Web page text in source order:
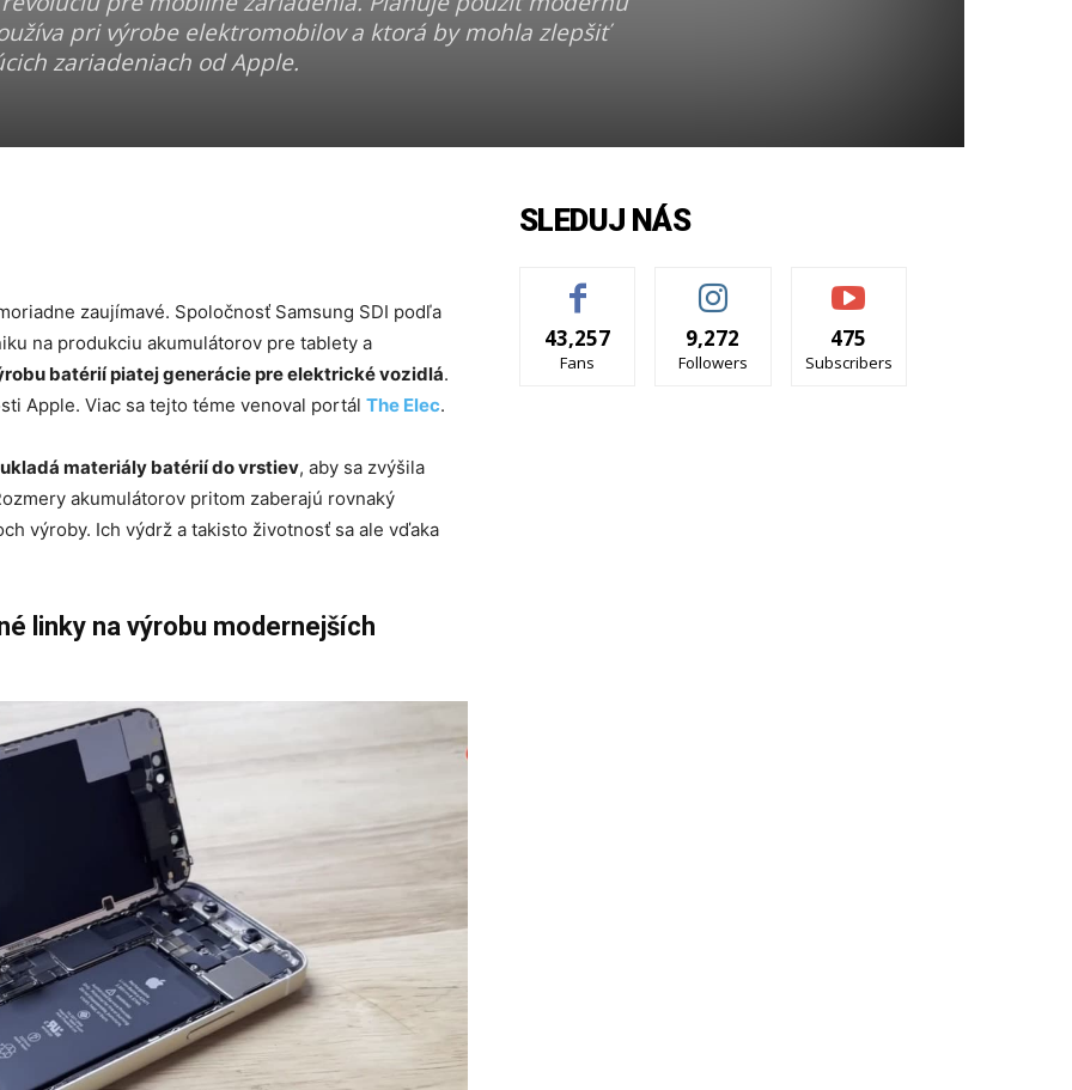
pri výrobe elektromobilov a ktorá by mohla zlepšiť
zariadeniach od Apple.
zaujímavé. Spoločnosť Samsung SDI podľa
na produkciu akumulátorov pre tablety a
batérií piatej generácie pre elektrické vozidlá.
Apple. Viac sa tejto téme venoval portál The Elec.
ukladá materiály batérií do vrstiev, aby sa zvýšila
akumulátorov pritom zaberajú rovnaký
výroby. Ich výdrž a takisto životnosť sa ale vďaka
linky na výrobu modernejších
SLEDUJ NÁS
43,257
Fans
9,272
Followers
475
Subscribers